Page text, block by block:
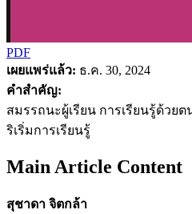
PDF
เผยแพร่แล้ว: ธ.ค. 30, 2024
คำสำคัญ:
สมรรถนะผู้เรียน การเรียนรู้ด้วย
ริเริ่มการเรียนรู้
Main Article Content
สุชาดา จิตกล้า